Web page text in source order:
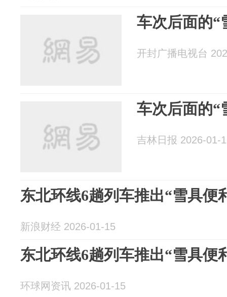
车次后面的“
开封广播电视台
车次后面的“
吉林日报 2026-01-
东北环线6趟列车推出“雪具便
新浪财经 2026-01-15
东北环线6趟列车推出“雪具便
环球网资讯 2026-01-15